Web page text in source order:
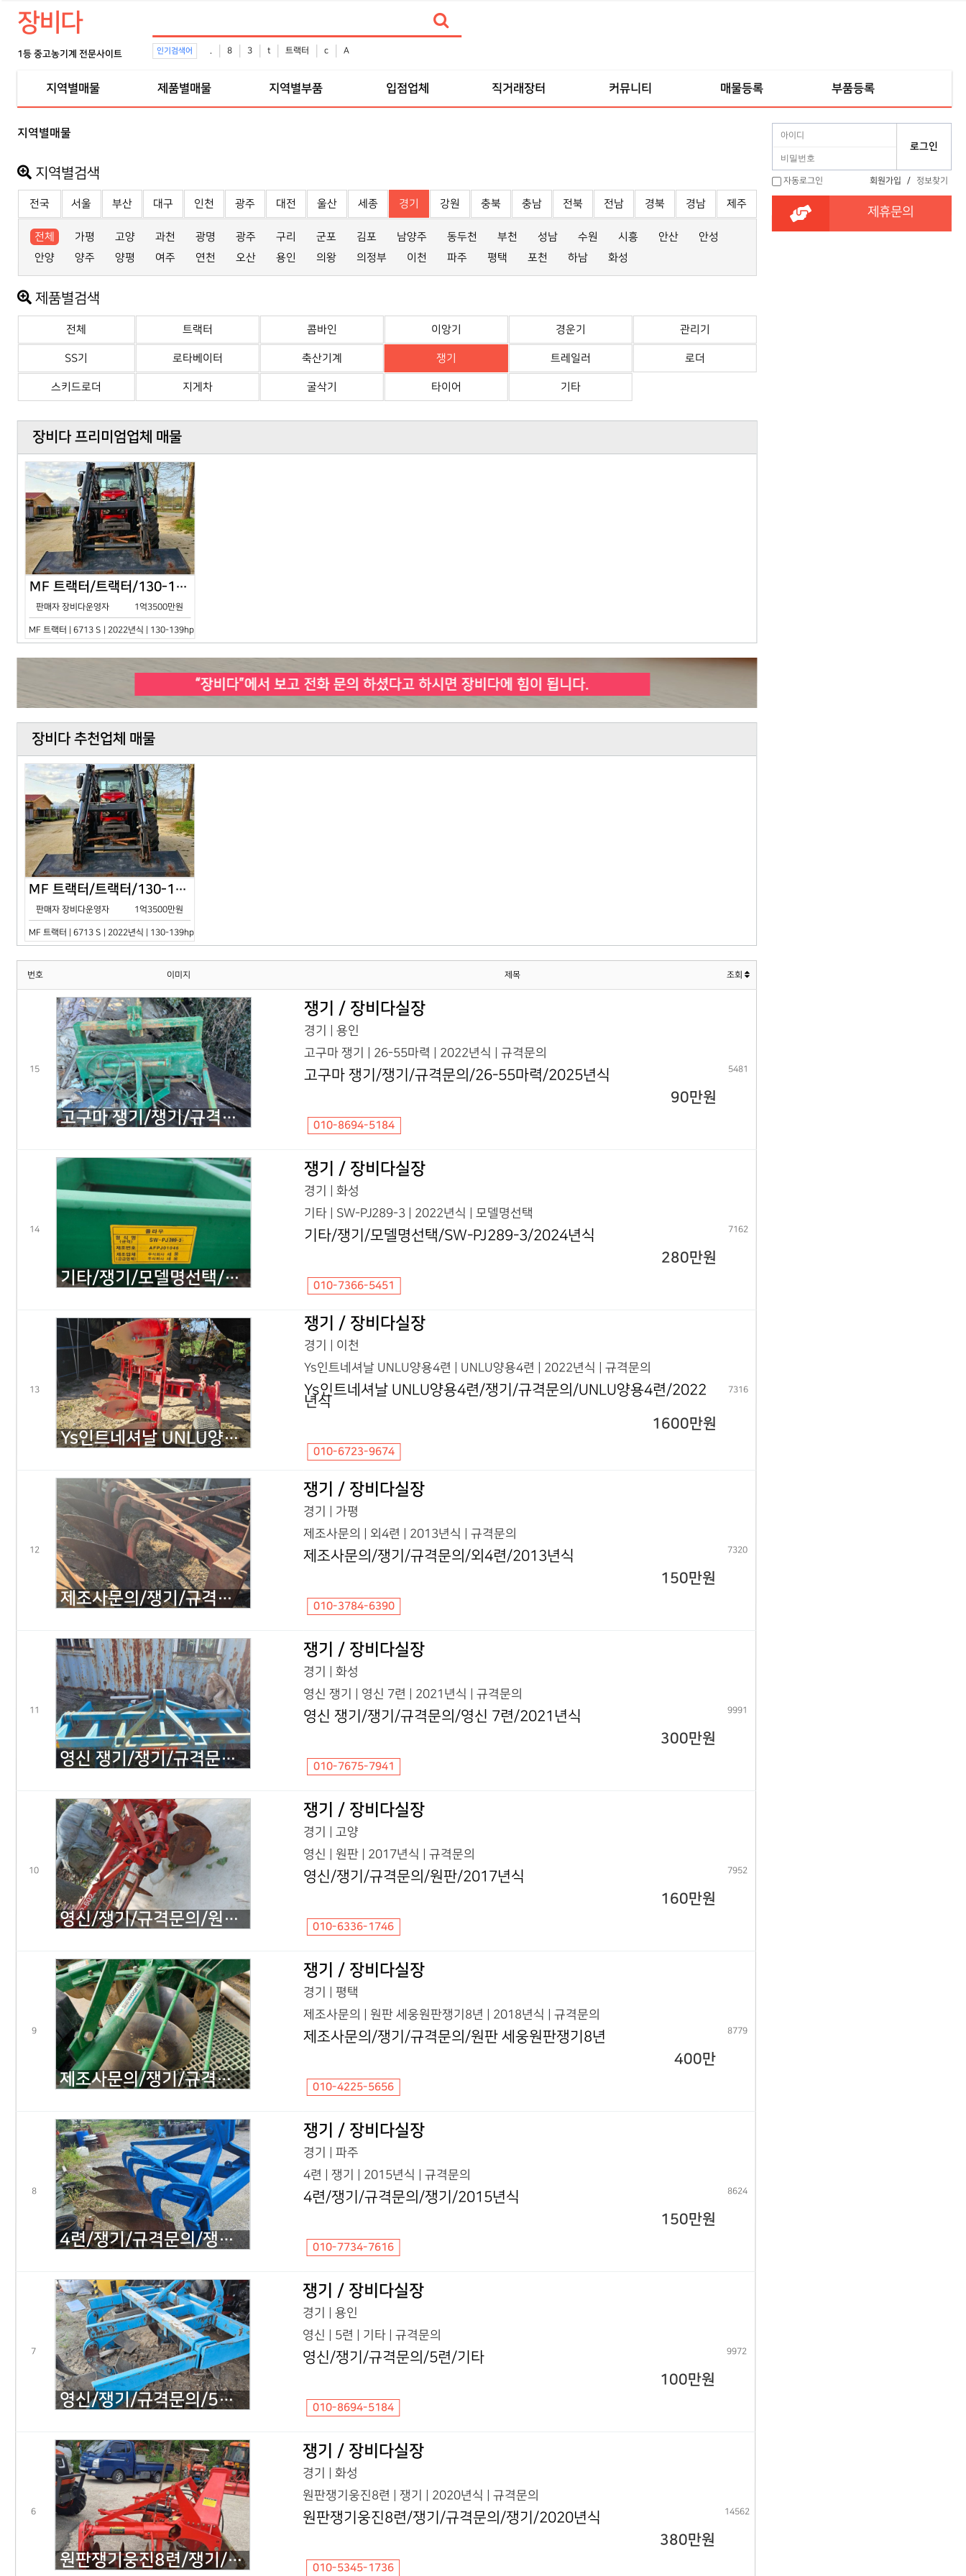
장비다
1등 중고농기계 전문사이트 인기검색어 . 8 3 t 트랙터 c A
지역별매물 제품별매물 지역별부품 입점업체 직거래장터 커뮤니티 매물등록 부품등록
지역별매물
지역별검색
전국 서울 부산 대구 인천 광주 대전 울산 세종 경기 강원 충북 충남 전북 전남 경북 경남 제주
전체 가평 고양 과천 광명 광주 구리 군포 김포 남양주 동두천 부천 성남 수원 시흥 안산
안성
안양
양주 양평 여주 연천 오산 용인 의왕 의정부 이천 파주 평택 포천 하남 화성
제품별검색
전체 트랙터 콤바인 이앙기 경운기 관리기
SS기 로타베이터 축산기계 쟁기 트레일러 로더
스키드로더 지게차 굴삭기 타이어 기타
장비다 프리미엄업체 매물
MF 트랙터/트랙터/130-139hp/6713 S/2022년식
판매자 장비다운영자 1억3500만원
MF 트랙터 | 6713 S | 2022년식 | 130-139hp
장비다 추천업체 매물
MF 트랙터/트랙터/130-139hp/6713 S/2022년식
판매자 장비다운영자 1억3500만원
MF 트랙터 | 6713 S | 2022년식 | 130-139hp
번호 이미지 제목 조회
15
고구마 쟁기/쟁기/규격문의/26-55마력/2025년식
쟁기 / 장비다실장
경기 | 용인
고구마 쟁기 | 26-55마력 | 2022년식 | 규격문의
고구마 쟁기/쟁기/규격문의/26-55마력/2025년식
90만원
010-8694-5184
5481
14
기타/쟁기/모델명선택/SW-PJ289-3/2024년식
쟁기 / 장비다실장
경기 | 화성
기타 | SW-PJ289-3 | 2022년식 | 모델명선택
기타/쟁기/모델명선택/SW-PJ289-3/2024년식
280만원
010-7366-5451
7162
13
Ys인트네셔날 UNLU양용4련/쟁기/규격문의/UNLU양용4련/2022년식
쟁기 / 장비다실장
경기 | 이천
Ys인트네셔날 UNLU양용4련 | UNLU양용4련 | 2022년식 | 규격문의
Ys인트네셔날 UNLU양용4련/쟁기/규격문의/UNLU양용4련/2022
년식
1600만원
010-6723-9674
7316
12
제조사문의/쟁기/규격문의/외4련/2013년식
쟁기 / 장비다실장
경기 | 가평
제조사문의 | 외4련 | 2013년식 | 규격문의
제조사문의/쟁기/규격문의/외4련/2013년식
150만원
010-3784-6390
7320
11
영신 쟁기/쟁기/규격문의/영신 7련/2021년식
쟁기 / 장비다실장
경기 | 화성
영신 쟁기 | 영신 7련 | 2021년식 | 규격문의
영신 쟁기/쟁기/규격문의/영신 7련/2021년식
300만원
010-7675-7941
9991
10
영신/쟁기/규격문의/원판/2017년식
쟁기 / 장비다실장
경기 | 고양
영신 | 원판 | 2017년식 | 규격문의
영신/쟁기/규격문의/원판/2017년식
160만원
010-6336-1746
7952
9
제조사문의/쟁기/규격문의/원판 세웅원판쟁기8년
쟁기 / 장비다실장
경기 | 평택
제조사문의 | 원판 세웅원판쟁기8년 | 2018년식 | 규격문의
제조사문의/쟁기/규격문의/원판 세웅원판쟁기8년
400만
010-4225-5656
8779
8
4련/쟁기/규격문의/쟁기/2015년식
쟁기 / 장비다실장
경기 | 파주
4련 | 쟁기 | 2015년식 | 규격문의
4련/쟁기/규격문의/쟁기/2015년식
150만원
010-7734-7616
8624
7
영신/쟁기/규격문의/5련/기타
쟁기 / 장비다실장
경기 | 용인
영신 | 5련 | 기타 | 규격문의
영신/쟁기/규격문의/5련/기타
100만원
010-8694-5184
9972
6
원판쟁기웅진8련/쟁기/규격문의/쟁기/2020년식
쟁기 / 장비다실장
경기 | 화성
원판쟁기웅진8련 | 쟁기 | 2020년식 | 규격문의
원판쟁기웅진8련/쟁기/규격문의/쟁기/2020년식
380만원
010-5345-1736
14562
자동로그인 회원가입 / 정보찾기
제휴문의